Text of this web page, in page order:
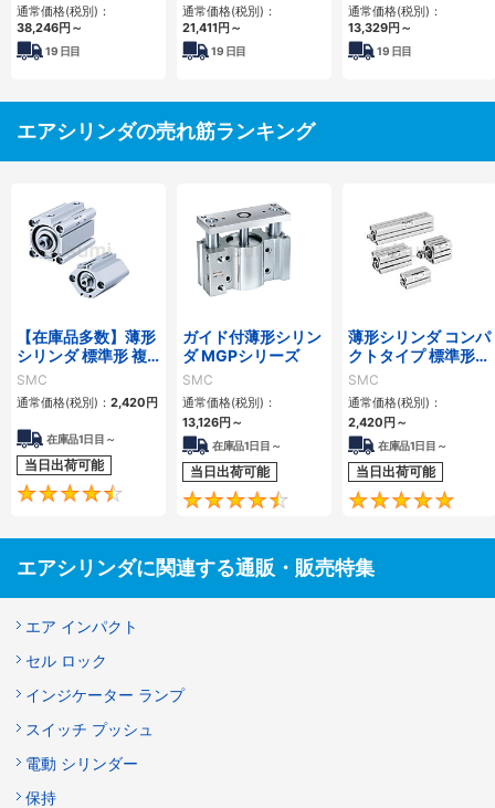
通常価格(税別)：
38,246円～
19 日目
通常価格(税別)：
21,411円～
19 日目
通常価格(税別)：
13,329円～
19 日目
エアシリンダの売れ筋ランキング
【在庫品多数】薄形
シリンダ 標準形 複
動・片ロッド CQ2
シリーズ
SMC
通常価格(税別)： 2,420円
在庫品1日目～
当日出荷可能
4.5
ガイド付薄形シリン
ダ MGPシリーズ
SMC
通常価格(税別)：
13,126円～
在庫品1日目～
当日出荷可能
4.6
薄形シリンダ コンパ
クトタイプ 標準形
複動 片ロッド CQS
シリーズ
SMC
通常価格(税別)：
2,420円～
在庫品1日目～
当日出荷可能
エアシリンダに関連する通販・販売特集
エア インパクト
セル ロック
インジケーター ランプ
スイッチ プッシュ
電動 シリンダー
保持